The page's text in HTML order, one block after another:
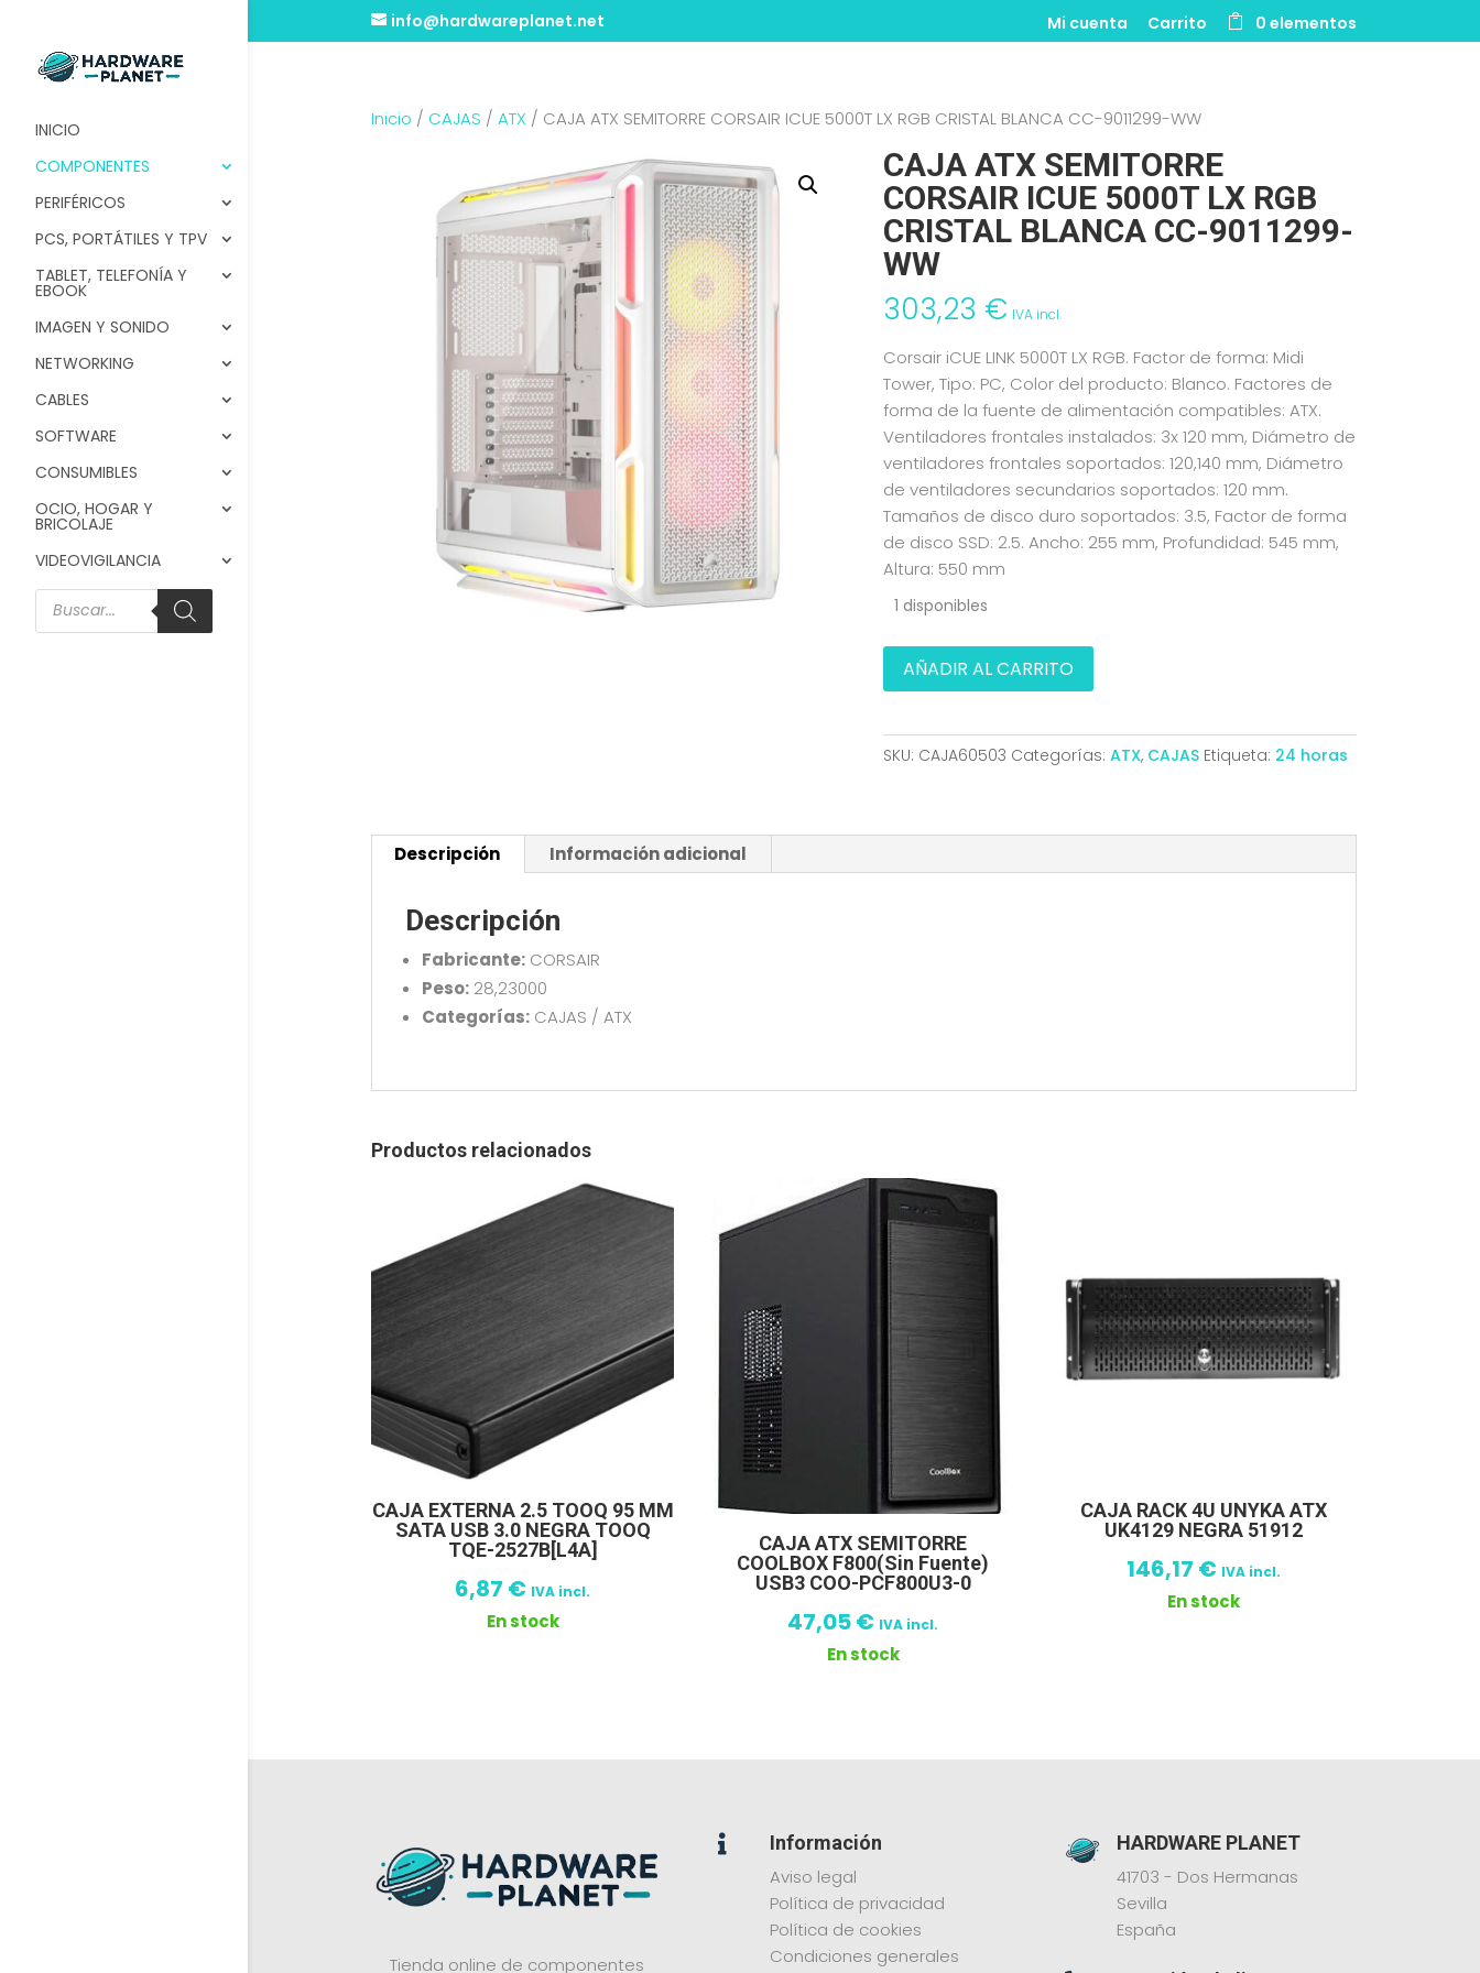
info@hardwareplanet.net Mi cuenta Carrito 0 elementos
INICIO
COMPONENTES
PERIFÉRICOS
PCS, PORTÁTILES Y TPV
TABLET, TELEFONÍA Y
EBOOK
IMAGEN Y SONIDO
NETWORKING
CABLES
SOFTWARE
CONSUMIBLES
OCIO, HOGAR Y
BRICOLAJE
VIDEOVIGILANCIA
Búsqueda
de
productos
Inicio / CAJAS / ATX / CAJA ATX SEMITORRE CORSAIR ICUE 5000T LX RGB CRISTAL BLANCA CC-9011299-WW
CAJA ATX SEMITORRE
CORSAIR ICUE 5000T LX RGB
CRISTAL BLANCA CC-9011299-
WW
303,23 € IVA incl.
Corsair iCUE LINK 5000T LX RGB. Factor de forma: Midi
Tower, Tipo: PC, Color del producto: Blanco. Factores de
forma de la fuente de alimentación compatibles: ATX.
Ventiladores frontales instalados: 3x 120 mm, Diámetro de
ventiladores frontales soportados: 120,140 mm, Diámetro
de ventiladores secundarios soportados: 120 mm.
Tamaños de disco duro soportados: 3.5, Factor de forma
de disco SSD: 2.5. Ancho: 255 mm, Profundidad: 545 mm,
Altura: 550 mm
1 disponibles
CAJA
ATX
CORSAIR
ICUE
RGB
CRISTAL
AÑADIR AL CARRITO
SKU: CAJA60503 Categorías:ATX, CAJAS Etiqueta: 24 horas
Descripción Información adicional
Descripción
Fabricante:CORSAIR
Peso:28,23000
Categorías:CAJAS / ATX
Productos relacionados
CAJA EXTERNA 2.5 TOOQ 95 MM
SATA USB 3.0 NEGRA TOOQ
TQE-2527B[L4A]
6,87 € IVA incl.
En stock
CAJA ATX SEMITORRE
COOLBOX F800(Sin Fuente)
USB3 COO-PCF800U3-0
47,05€ IVA incl.
En stock
CAJA RACK 4U UNYKA ATX
UK4129 NEGRA 51912
146,17 € IVA incl.
En stock
Tienda online de componentes

Información
Aviso legal
Política de privacidad
Política de cookies
Condiciones generales
HARDWARE PLANET
41703 - Dos Hermanas
Sevilla
España